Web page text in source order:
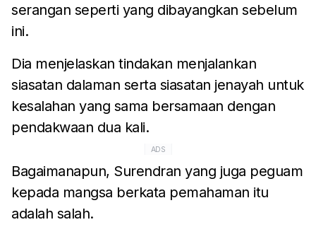
serangan seperti yang dibayangkan sebelum
ini.
Dia menjelaskan tindakan menjalankan
siasatan dalaman serta siasatan jenayah untuk
kesalahan yang sama bersamaan dengan
pendakwaan dua kali.
ADS
Bagaimanapun, Surendran yang juga peguam
kepada mangsa berkata pemahaman itu
adalah salah.